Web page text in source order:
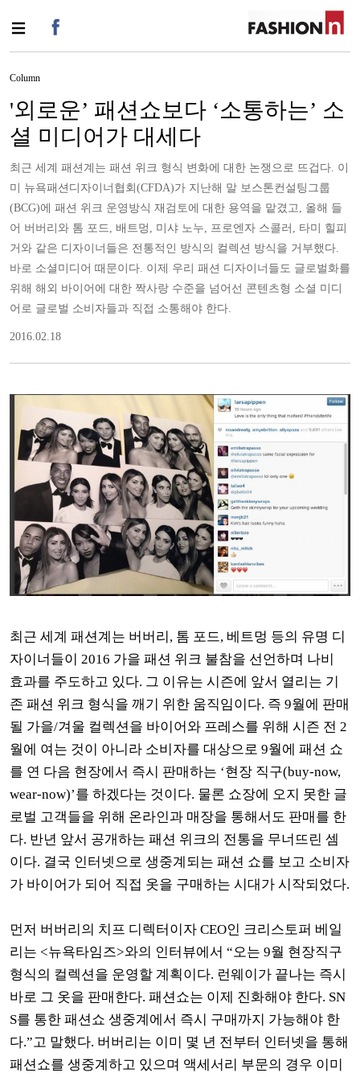
Column
'외로운’ 패션쇼보다 ‘소통하는’ 소
셜 미디어가 대세다
최근 세계 패션계는 패션 위크 형식 변화에 대한 논쟁으로 뜨겁다. 이
미 뉴욕패션디자이너협회(CFDA)가 지난해 말 보스톤컨설팅그룹
(BCG)에 패션 위크 운영방식 재검토에 대한 용역을 맡겼고, 올해 들
어 버버리와 톰 포드, 배트멍, 미샤 노누, 프로엔자 스콜러, 타미 힐피
거와 같은 디자이너들은 전통적인 방식의 컬렉션 방식을 거부했다.
바로 소셜미디어 때문이다. 이제 우리 패션 디자이너들도 글로벌화를
위해 해외 바이어에 대한 짝사랑 수준을 넘어선 콘텐츠형 소셜 미디
어로 글로벌 소비자들과 직접 소통해야 한다.
2016.02.18
최근 세계 패션계는 버버리 , 톰 포드, 베트멍 등의 유명 디
자이너들이 2016 가을 패션 위크 불참을 선언하며 나비
효과를 주도하고 있다. 그 이유는 시즌에 앞서 열리는 기
존 패션 위크 형식을 깨기 위한 움직임이다. 즉 9월에 판매
될 가을/겨울 컬렉션을 바이어와 프레스를 위해 시즌 전 2
월에 여는 것이 아니라 소비자를 대상으로 9월에 패션 쇼
를 연 다음 현장에서 즉시 판매하는 ‘현장 직구(buy-now,
wear-now)’를 하겠다는 것이다. 물론 쇼장에 오지 못한 글
로벌 고객들을 위해 온라인과 매장을 통해서도 판매를 한
다. 반년 앞서 공개하는 패션 위크의 전통을 무너뜨린 셈
이다. 결국 인터넷으로 생중계되는 패션 쇼를 보고 소비자
가 바이어가 되어 직접 옷을 구매하는 시대가 시작되었다.
먼저 버버리의 치프 디렉터이자 CEO인 크리스토퍼 베일
리는 <뉴욕타임즈>와의 인터뷰에서 “오는 9월 현장직구
형식의 컬렉션을 운영할 계획이다. 런웨이가 끝나는 즉시
바로 그 옷을 판매한다. 패션쇼는 이제 진화해야 한다. SN
S를 통한 패션쇼 생중계에서 즉시 구매까지 가능해야 한
다.”고 말했다. 버버리는 이미 몇 년 전부터 인터넷을 통해
패션쇼를 생중계하고 있으며 액세서리 부문의 경우 이미